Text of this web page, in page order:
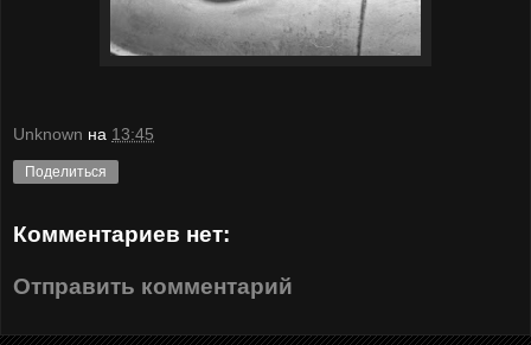
Unknown на 13:45
Поделиться
Комментариев нет:
Отправить комментарий